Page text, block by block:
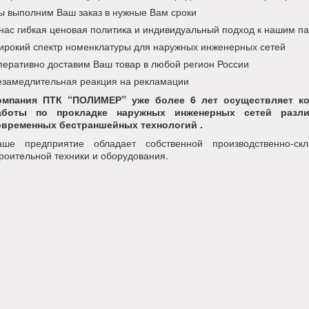
выполним Ваш заказ в нужные Вам сроки
гибкая ценовая политика и индивидуальный подход к нашим
спектр номенклатуры для наружных инженерных сетей
доставим Ваш товар в любой регион России
реакция на рекламации
ПТК “ПОЛИМЕР” уже более 6 лет осуществляет
по прокладке наружных инженерных сетей
бестраншейных технологий .
предприятие обладает собственной производственно-
техники и оборудования.